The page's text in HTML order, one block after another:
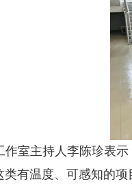
室主持人李陈珍表
有温度、可感知的